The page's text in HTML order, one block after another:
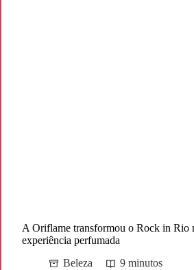
A Oriflame transformou o Rock in Rio
experiência perfumada
Beleza
9 minutos